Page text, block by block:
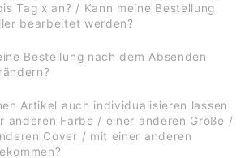
Tag x an? / Kann meine Bestellung
bearbeitet werden?
Bestellung nach dem Absenden
Artikel auch individualisieren lassen
anderen Farbe / einer anderen Größe /
Cover / mit einer anderen